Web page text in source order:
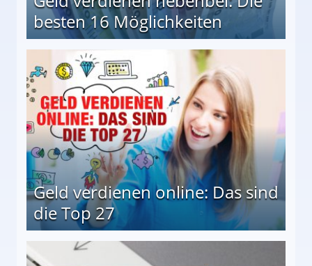
besten 16 Möglichkeiten
Geld verdienen online: Das sind
die Top 27